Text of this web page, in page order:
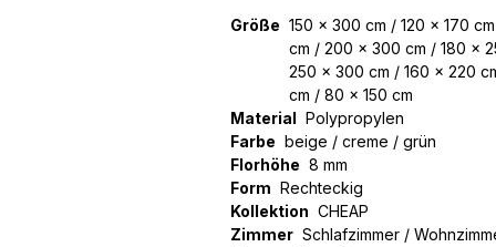
Größe 150 x 300 cm / 120 x 170
cm / 200 x 300 cm / 180 x
250 x 300 cm / 160 x 220
cm / 80 x 150 cm
Material Polypropylen
Farbe beige / creme / grün
Florhöhe 8 mm
Form Rechteckig
Kollektion CHEAP
Zimmer Schlafzimmer /